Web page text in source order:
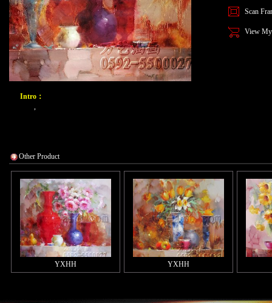
Scan
View
Intro：
,
Other Product
YXHH YXHH